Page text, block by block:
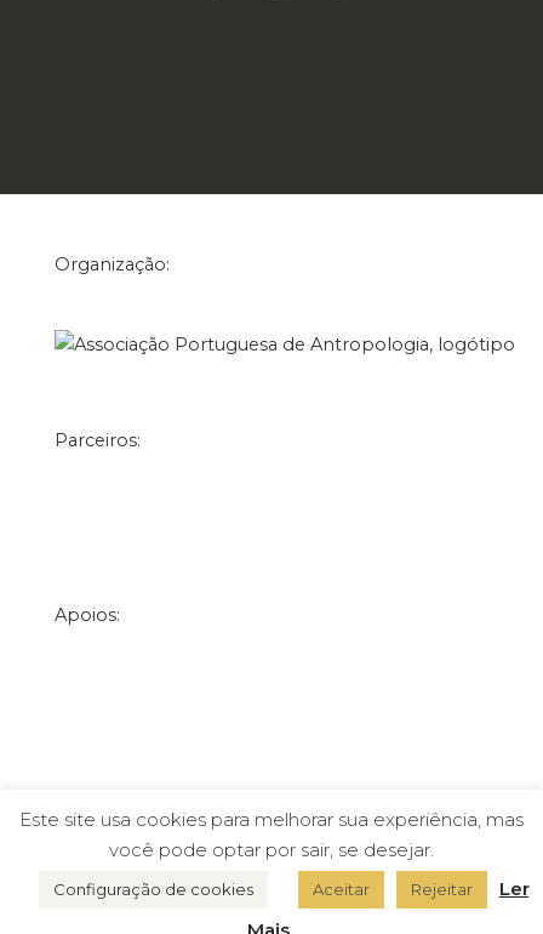
Organização:
Parceiros:
Apoios:
Associação Portuguesa de Antropologia © 2026 | Webdesign por Francisco Espada &Officina Noctua
eventQualia
Este site usa cookies para melhorar sua experiência, mas
você pode optar por sair, se desejar.
Configuração de cookies Aceitar Rejeitar
Ler